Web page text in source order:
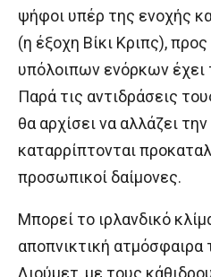
ψήφοι υπέρ της ενοχής
(η έξοχη Βίκι Κριπς),
υπόλοιπων ενόρκων έχει
Παρά τις αντιδράσεις
θα αρχίσει να αλλάζει
καταρρίπτονται
προσωπικοί δαίμονες.
Μπορεί το ιρλανδικό
αποπνικτική ατμόσφαιρα
Λιούμετ, με τους